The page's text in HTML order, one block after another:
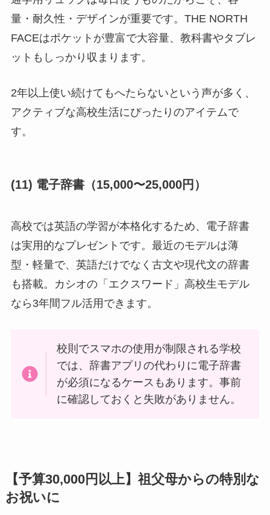
量・耐久性・デザインが重要です。THE NORTH
FACEはポケットが豊富で大容量、教科書やタブレ
ットもしっかり収まります。
2年以上使い続けてもへたらないという声が多く、
アクティブな高校生活にぴったりのアイテムで
す。
(11) 電子辞書（15,000〜25,000円）
高校では英語の学習が本格化するため、電子辞書
は実用的なプレゼントです。最近のモデルは薄
型・軽量で、英語だけでなく古文や現代文の辞書
も搭載。カシオの「エクスワード」高校生モデル
なら3年間フル活用できます。
校則でスマホの使用が制限される学校
では、辞書アプリの代わりに電子辞書
が必須になるケースもあります。事前
に確認しておくと失敗がありません。
【予算30,000円以上】祖父母からの特別な
お祝いに